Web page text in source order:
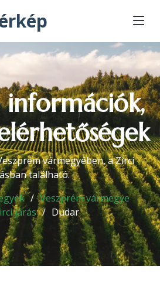
vármegyében, a Zirci
található.
Veszprém vármegye
járás
Dudar